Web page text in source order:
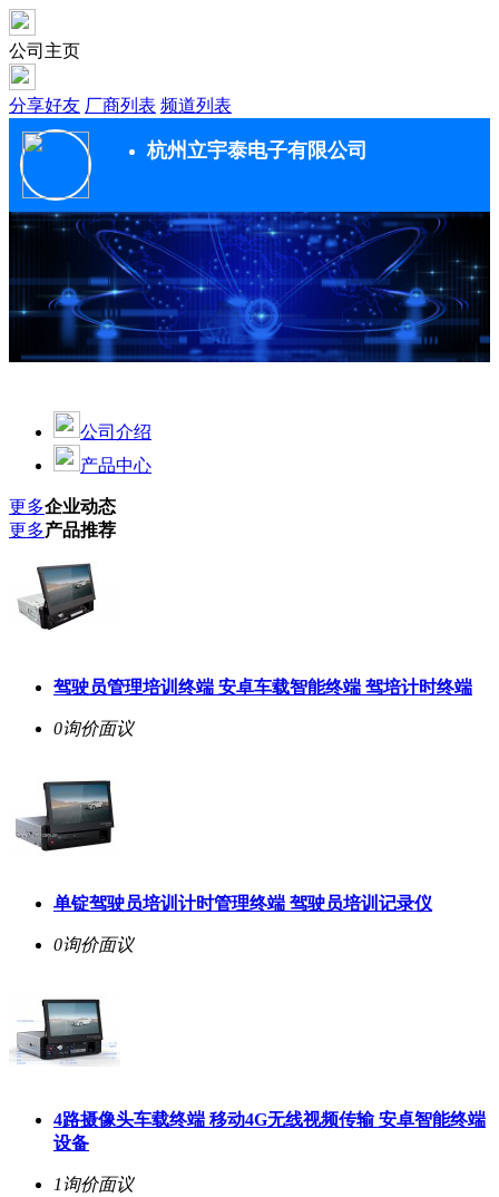
公司主页
分享好友 厂商列表 频道列表
杭州立宇泰电子有限公司
公司介绍
产品中心
更多企业动态
更多产品推荐
驾驶员管理培训终端 安卓车载智能终端 驾培计时终端
0询价面议
单锭驾驶员培训计时管理终端 驾驶员培训记录仪
0询价面议
4路摄像头车载终端 移动4G无线视频传输 安卓智能终端
设备
1询价面议